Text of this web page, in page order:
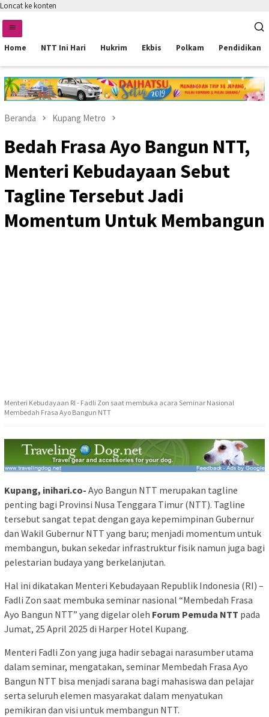
Loncat ke konten
Home NTT Ini Hari Hukrim Ekbis Polkam Pendidikan
Beranda Kupang Metro
Bedah Frasa Ayo Bangun NTT,
Menteri Kebudayaan Sebut
Tagline Tersebut Jadi
Momentum Untuk Membangun
Menteri Kebudayaan RI - Fadli Zon saat membuka acara Seminar Nasional
Membedah Frasa Ayo Bangun NTT
Kupang, inihari.co- Ayo Bangun NTT merupakan tagline
penting bagi Provinsi Nusa Tenggara Timur (NTT). Tagline
tersebut sangat tepat dengan gaya kepemimpinan Gubernur
dan Wakil Gubernur NTT yang baru; menjadi momentum untuk
membangun, bukan sekedar infrastruktur fisik namun juga bagi
pelestarian budaya yang berkelanjutan.
Hal ini dikatakan Menteri Kebudayaan Republik Indonesia (RI) –
Fadli Zon saat membuka seminar nasional “Membedah Frasa
Ayo Bangun NTT” yang digelar oleh Forum Pemuda NTT pada
Jumat, 25 April 2025 di Harper Hotel Kupang.
Menteri Fadli Zon yang juga hadir sebagai narasumber utama
dalam seminar, mengatakan, seminar Membedah Frasa Ayo
Bangun NTT bisa menjadi sarana bagi mahasiswa dan pelajar
serta seluruh elemen masyarakat dalam menyatukan
pemikiran dan visi untuk membangun NTT.